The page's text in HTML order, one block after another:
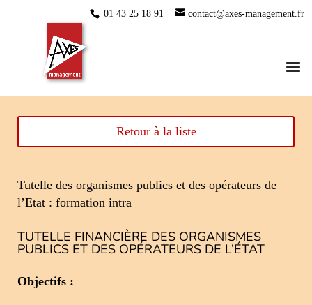
01 43 25 18 91 contact@axes-management.fr
Retour à la liste
Tutelle des organismes publics et des opérateurs de
l’Etat : formation intra
TUTELLE FINANCIÈRE DES ORGANISMES
PUBLICS ET DES OPÉRATEURS DE L’ÉTAT
Objectifs :